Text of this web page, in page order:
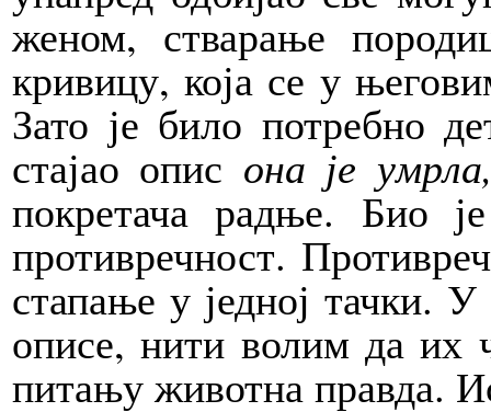
женом, стварање
кривицу, која се у
Зато је било потребно
стајао опис она је
покретача радње. Био
противречност.
стапање у једној тачки.
описе, нити волим да их
питању животна правда.